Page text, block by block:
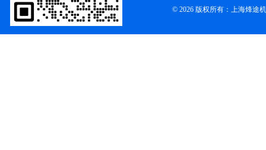
© 2026 版权所有：上海烽途